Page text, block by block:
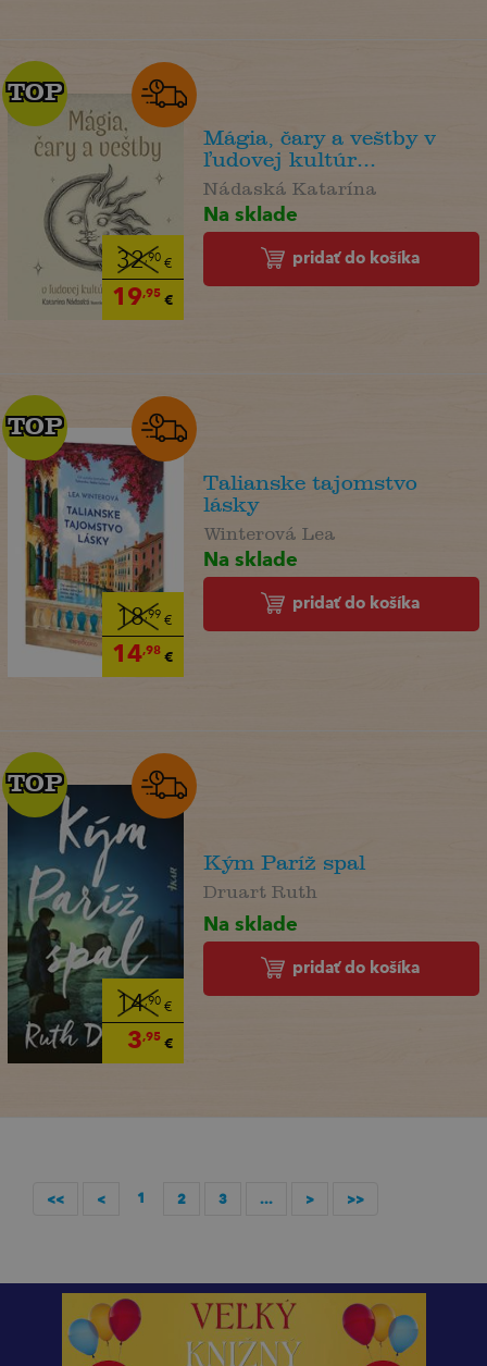
32,90€
19,95€
TOP
TOP
Mágia, čary a veštby v
ľudovej kultúr...
Nádaská Katarína
Na sklade
pridať do košíka
18,99 €
14,98€
TOP
TOP
Talianske tajomstvo
lásky
Winterová Lea
Na sklade
pridať do košíka
14,90€
3,95€
TOP
TOP
Kým Paríž spal
Druart Ruth
Na sklade
pridať do košíka
<< < 1 2 3 ... > >>